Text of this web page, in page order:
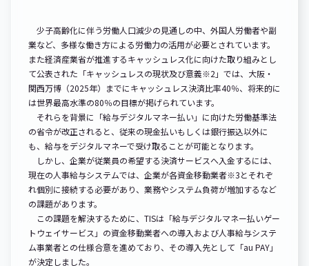
少子高齢化に伴う労働人口減少の見通しの中、外国人労働者や副
業など、多様な働き方による労働力の活用が必要とされています。
また経済産業省が推進するキャッシュレス化に向けた取り組みとし
て公表された「キャッシュレスの現状及び意義※2」では、大阪・
関西万博（2025年）までにキャッシュレス決済比率40％、将来的に
は世界最高水準の80％の目標が掲げられています。
それらを背景に「給与デジタルマネー払い」に向けた労働基準法
の省令が改正されると、従来の現金払いもしくは銀行振込以外に
も、給与をデジタルマネーで受け取ることが可能となります。
しかし、企業が従業員の希望する決済サービスへ入金するには、
現在の人事給与システムでは、企業が各資金移動業者※3とそれぞ
れ個別に接続する必要があり、業務やシステム負荷が増加するなど
の課題があります。
この課題を解決するために、TISは「給与デジタルマネー払いゲー
トウェイサービス」の資金移動業者への導入および人事給与システ
ム事業者との仕様合意を進めており、その導入先として「au PAY」
が決定しました。